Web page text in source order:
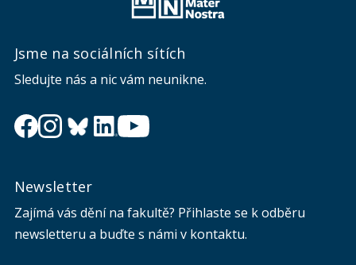
Jsme na sociálních sítích
Sledujte nás a nic vám neunikne.
Newsletter
Zajímá vás dění na fakultě? Přihlaste se k odběru
newsletteru a buďte s námi v kontaktu.